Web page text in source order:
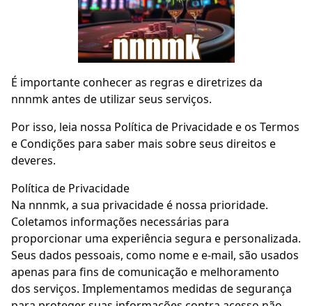
É importante conhecer as regras e diretrizes da
nnnmk antes de utilizar seus serviços.
Por isso, leia nossa Política de Privacidade e os Termos
e Condições para saber mais sobre seus direitos e
deveres.
Política de Privacidade
Na nnnmk, a sua privacidade é nossa prioridade.
Coletamos informações necessárias para
proporcionar uma experiência segura e personalizada.
Seus dados pessoais, como nome e e-mail, são usados
apenas para fins de comunicação e melhoramento
dos serviços. Implementamos medidas de segurança